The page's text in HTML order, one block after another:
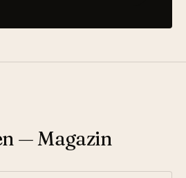
— Magazin